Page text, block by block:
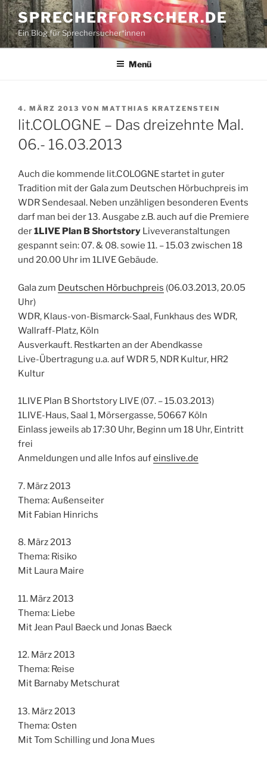
Zum
Inhalt
springen
SPRECHERFORSCHER.DE
Ein Blog für Sprechersucher*innen
Menü
VERÖFFENTLICHT
AM
4. MÄRZ 2013 VON MATTHIAS KRATZENSTEIN
lit.COLOGNE – Das dreizehnte Mal.
06.- 16.03.2013
Auch die kommende lit.COLOGNE startet in guter
Tradition mit der Gala zum Deutschen Hörbuchpreis im
WDR Sendesaal. Neben unzähligen besonderen Events
darf man bei der 13. Ausgabe z.B. auch auf die Premiere
der1LIVE Plan B Shortstory Liveveranstaltungen
gespannt sein: 07. & 08. sowie 11. – 15.03 zwischen 18
und 20.00 Uhr im 1LIVE Gebäude.
Gala zum Deutschen Hörbuchpreis (06.03.2013, 20.05
Uhr)
WDR, Klaus-von-Bismarck-Saal, Funkhaus des WDR,
Wallraff-Platz, Köln
Ausverkauft. Restkarten an der Abendkasse
Live-Übertragung u.a. auf WDR 5, NDR Kultur, HR2
Kultur
1LIVE Plan B Shortstory LIVE (07. – 15.03.2013)
1LIVE-Haus, Saal 1, Mörsergasse, 50667 Köln
Einlass jeweils ab 17:30 Uhr, Beginn um 18 Uhr, Eintritt
frei
Anmeldungen und alle Infos aufeinslive.de
7. März 2013
Thema: Außenseiter
Mit Fabian Hinrichs
8. März 2013
Thema: Risiko
Mit Laura Maire
11. März 2013
Thema: Liebe
Mit Jean Paul Baeck und Jonas Baeck
12. März 2013
Thema: Reise
Mit Barnaby Metschurat
13. März 2013
Thema: Osten
Mit Tom Schilling und Jona Mues